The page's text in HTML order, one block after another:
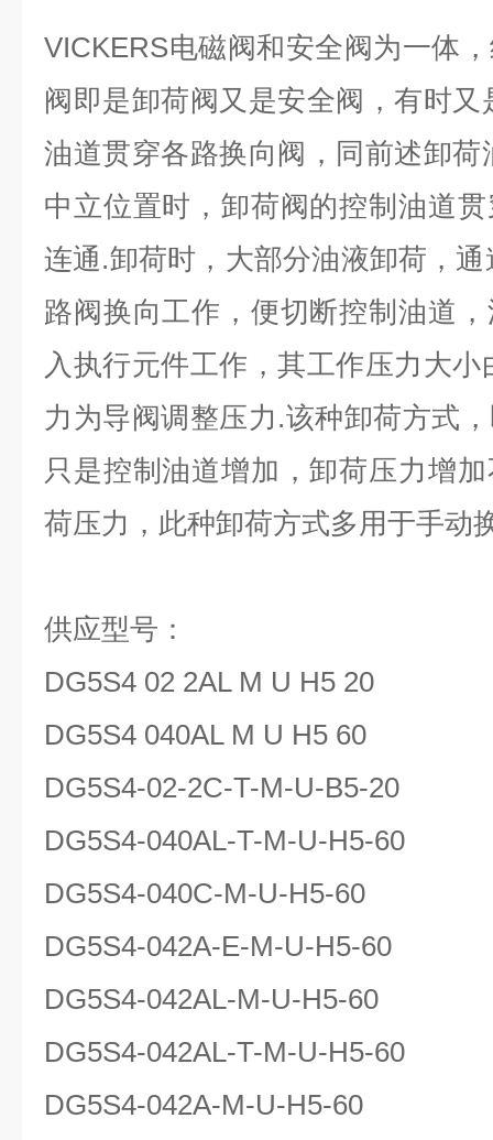
VICKERS电磁阀和安全阀为一体
阀即是卸荷阀又是安全阀，有时
油道贯穿各路换向阀，同前述卸
中立位置时，卸荷阀的控制油道
连通.卸荷时，大部分油液卸荷，
路阀换向工作，便切断控制油道
入执行元件工作，其工作压力大
力为导阀调整压力.该种卸荷方式
只是控制油道增加，卸荷压力增
荷压力，此种卸荷方式多用于手动
供应型号：
DG5S4 02 2AL M U H5 20
DG5S4 040AL M U H5 60
DG5S4-02-2C-T-M-U-B5-20
DG5S4-040AL-T-M-U-H5-60
DG5S4-040C-M-U-H5-60
DG5S4-042A-E-M-U-H5-60
DG5S4-042AL-M-U-H5-60
DG5S4-042AL-T-M-U-H5-60
DG5S4-042A-M-U-H5-60